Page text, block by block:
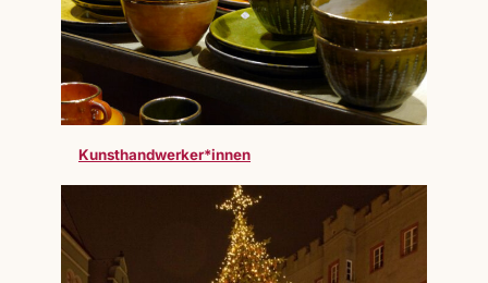
Kunsthandwerker*innen